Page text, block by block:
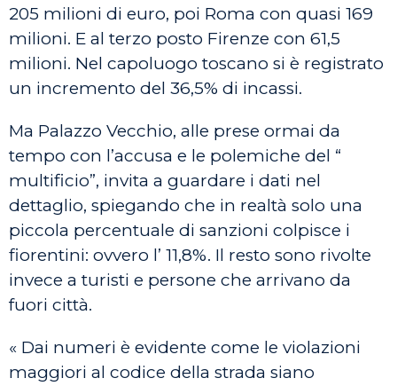
205 milioni di euro, poi Roma con quasi 169
milioni. E al terzo posto Firenze con 61,5
milioni. Nel capoluogo toscano si è registrato
un incremento del 36,5% di incassi.
Ma Palazzo Vecchio, alle prese ormai da
tempo con l’accusa e le polemiche del “
multificio”, invita a guardare i dati nel
dettaglio, spiegando che in realtà solo una
piccola percentuale di sanzioni colpisce i
fiorentini: ovvero l’ 11,8%. Il resto sono rivolte
invece a turisti e persone che arrivano da
fuori città.
« Dai numeri è evidente come le violazioni
maggiori al codice della strada siano